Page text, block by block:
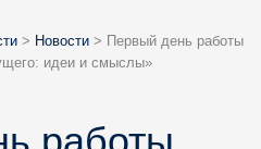
> Новости > Первый день работы
идеи и смыслы»